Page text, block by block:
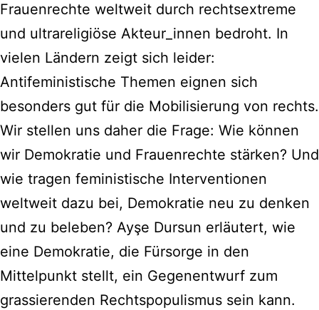
Frauenrechte weltweit durch rechtsextreme
und ultrareligiöse Akteur_innen bedroht. In
vielen Ländern zeigt sich leider:
Antifeministische Themen eignen sich
besonders gut für die Mobilisierung von rechts.
Wir stellen uns daher die Frage: Wie können
wir Demokratie und Frauenrechte stärken? Und
wie tragen feministische Interventionen
weltweit dazu bei, Demokratie neu zu denken
und zu beleben? Ayşe Dursun erläutert, wie
eine Demokratie, die Fürsorge in den
Mittelpunkt stellt, ein Gegenentwurf zum
grassierenden Rechtspopulismus sein kann.